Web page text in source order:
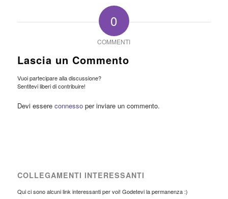
0
COMMENTI
Lascia un Commento
Vuoi partecipare alla discussione?
Sentitevi liberi di contribuire!
Devi essere connessoper inviare un commento.
COLLEGAMENTI INTERESSANTI
Qui ci sono alcuni link interessanti per voi! Godetevi la permanenza :)